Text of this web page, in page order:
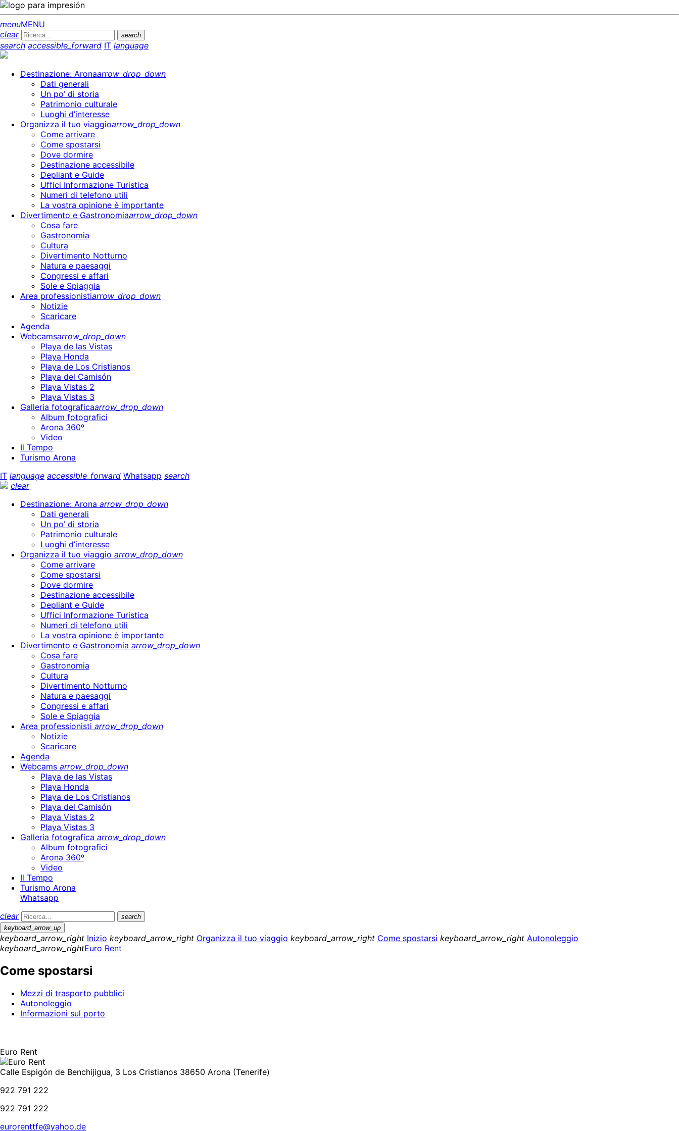
menuMENU
clear
search
search accessible_forward IT language
Destinazione: Aronaarrow_drop_down
Dati generali
Un po’ di storia
Patrimonio culturale
Luoghi d’interesse
Organizza il tuo viaggioarrow_drop_down
Come arrivare
Come spostarsi
Dove dormire
Destinazione accessibile
Depliant e Guide
Uffici Informazione Turistica
Numeri di telefono utili
La vostra opinione è importante
Divertimento e Gastronomiaarrow_drop_down
Cosa fare
Gastronomia
Cultura
Divertimento Notturno
Natura e paesaggi
Congressi e affari
Sole e Spiaggia
Area professionistiarrow_drop_down
Notizie
Scaricare
Agenda
Webcamsarrow_drop_down
Playa de las Vistas
Playa Honda
Playa de Los Cristianos
Playa del Camisón
Playa Vistas 2
Playa Vistas 3
Galleria fotograficaarrow_drop_down
Album fotografici
Arona 360º
Video
Il Tempo
Turismo Arona
IT language accessible_forward Whatsapp search
clear
Destinazione: Arona arrow_drop_down
Dati generali
Un po’ di storia
Patrimonio culturale
Luoghi d’interesse
Organizza il tuo viaggio arrow_drop_down
Come arrivare
Come spostarsi
Dove dormire
Destinazione accessibile
Depliant e Guide
Uffici Informazione Turistica
Numeri di telefono utili
La vostra opinione è importante
Divertimento e Gastronomia arrow_drop_down
Cosa fare
Gastronomia
Cultura
Divertimento Notturno
Natura e paesaggi
Congressi e affari
Sole e Spiaggia
Area professionisti arrow_drop_down
Notizie
Scaricare
Agenda
Webcams arrow_drop_down
Playa de las Vistas
Playa Honda
Playa de Los Cristianos
Playa del Camisón
Playa Vistas 2
Playa Vistas 3
Galleria fotografica arrow_drop_down
Album fotografici
Arona 360º
Video
Il Tempo
Turismo Arona
Whatsapp
clear
search
keyboard_arrow_up
keyboard_arrow_right Inizio keyboard_arrow_right Organizza il tuo viaggio keyboard_arrow_right Come spostarsi keyboard_arrow_right Autonoleggio
keyboard_arrow_rightEuro Rent
Come spostarsi
Mezzi di trasporto pubblici
Autonoleggio
Informazioni sul porto
Euro Rent
Calle Espigón de Benchijigua, 3 Los Cristianos 38650 Arona (Tenerife)
922 791 222
922 791 222
eurorenttfe@yahoo.de